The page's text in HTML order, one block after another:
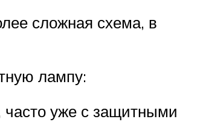
сложная схема, в
лампу:
часто уже с защитными